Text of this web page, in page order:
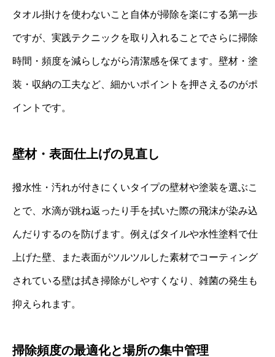
タオル掛けを使わないこと自体が掃除を楽にする第一歩
ですが、実践テクニックを取り入れることでさらに掃除
時間・頻度を減らしながら清潔感を保てます。壁材・塗
装・収納の工夫など、細かいポイントを押さえるのがポ
イントです。
壁材・表面仕上げの見直し
撥水性・汚れが付きにくいタイプの壁材や塗装を選ぶこ
とで、水滴が跳ね返ったり手を拭いた際の飛沫が染み込
んだりするのを防げます。例えばタイルや水性塗料で仕
上げた壁、また表面がツルツルした素材でコーティング
されている壁は拭き掃除がしやすくなり、雑菌の発生も
抑えられます。
掃除頻度の最適化と場所の集中管理